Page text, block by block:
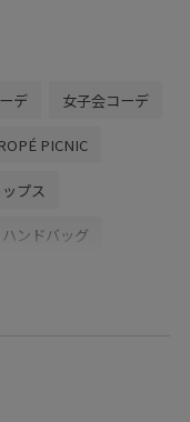
デ 女子会コーデ
ROPÉ PICNIC
ップス
ハンドバッグ